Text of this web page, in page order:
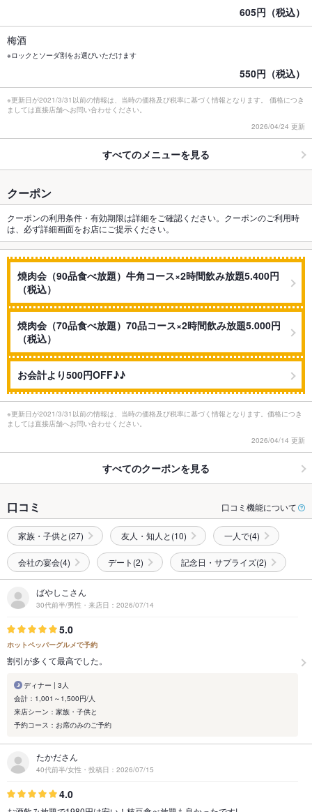
605円（税込）
梅酒
※ロックとソーダ割をお選びいただけます
550円（税込）
※更新日が2021/3/31以前の情報は、当時の価格及び税率に基づく情報となります。 価格につき
ましては直接店舗へお問い合わせください。
2026/04/24 更新
すべてのメニューを見る
クーポン
クーポンの利用条件・有効期限は詳細をご確認ください。クーポンのご利用時
は、必ず詳細画面をお店にご提示ください。
焼肉会（90品食べ放題）牛角コース×2時間飲み放題5.400円
（税込）
焼肉会（70品食べ放題）70品コース×2時間飲み放題5.000円
（税込）
お会計より500円OFF♪♪
※更新日が2021/3/31以前の情報は、当時の価格及び税率に基づく情報となります。価格につき
ましては直接店舗へお問い合わせください。
2026/04/14 更新
すべてのクーポンを見る
口コミ 口コミ機能について
家族・子供と(27) 友人・知人と(10) 一人で(4)
会社の宴会(4) デート(2) 記念日・サプライズ(2)
ばやしこさん
30代前半/男性・来店日：2026/07/14
5.0
ホットペッパーグルメで予約
割引が多くて最高でした。
ディナー | 3人
会計：1,001～1,500円/人
来店シーン：家族・子供と
予約コース：お席のみのご予約
たかださん
40代前半/女性・投稿日：2026/07/15
4.0